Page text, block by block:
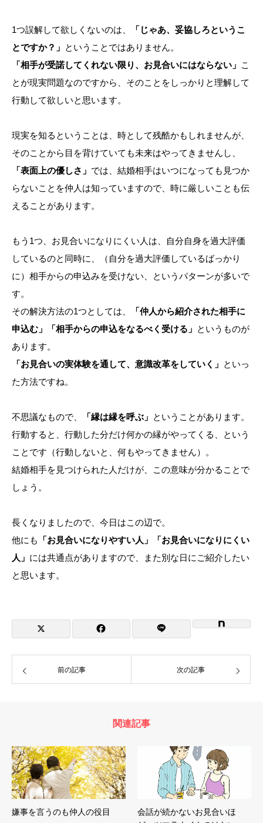
1つ誤解して欲しくないのは、
「じゃあ、妥協しろというこ
とですか？」 ということではありません。
「相手が受諾してくれない限り、お見合いにはならない」 こ
とが現実問題なのですから、そのことをしっかりと理解して
行動して欲しいと思います。
現実を知るということは、時として残酷かもしれませんが、
そのことから目を背けていても未来はやってきませんし、
「表面上の優しさ」 では、結婚相手はいつになっても見つか
らないことを仲人は知っていますので、時に厳しいことも伝
えることがあります。
もう1つ、お見合いになりにくい人は、自分自身を過大評価
しているのと同時に、（自分を過大評価しているばっかり
に）相手からの申込みを受けない、というパターンが多いで
す。
その解決方法の1つとしては、
「仲人から紹介された相手に
申込む」「相手からの申込をなるべく受ける」 というものが
あります。
「お見合いの実体験を通して、意識改革をしていく」 といっ
た方法ですね。
不思議なもので、 「縁は縁を呼ぶ」 ということがあります。
行動すると、行動した分だけ何かの縁がやってくる、という
ことです（行動しないと、何もやってきません）。
結婚相手を見つけられた人だけが、この意味が分かることで
しょう。
長くなりましたので、今日はこの辺で。
他にも
「お見合いになりやすい人」「お見合いになりにくい
人」 には共通点がありますので、また別な日にご紹介したい
と思います。
前の記事 次の記事
関連記事
嫌事を言うのも仲人の役目
会話が続かないお見合いほ